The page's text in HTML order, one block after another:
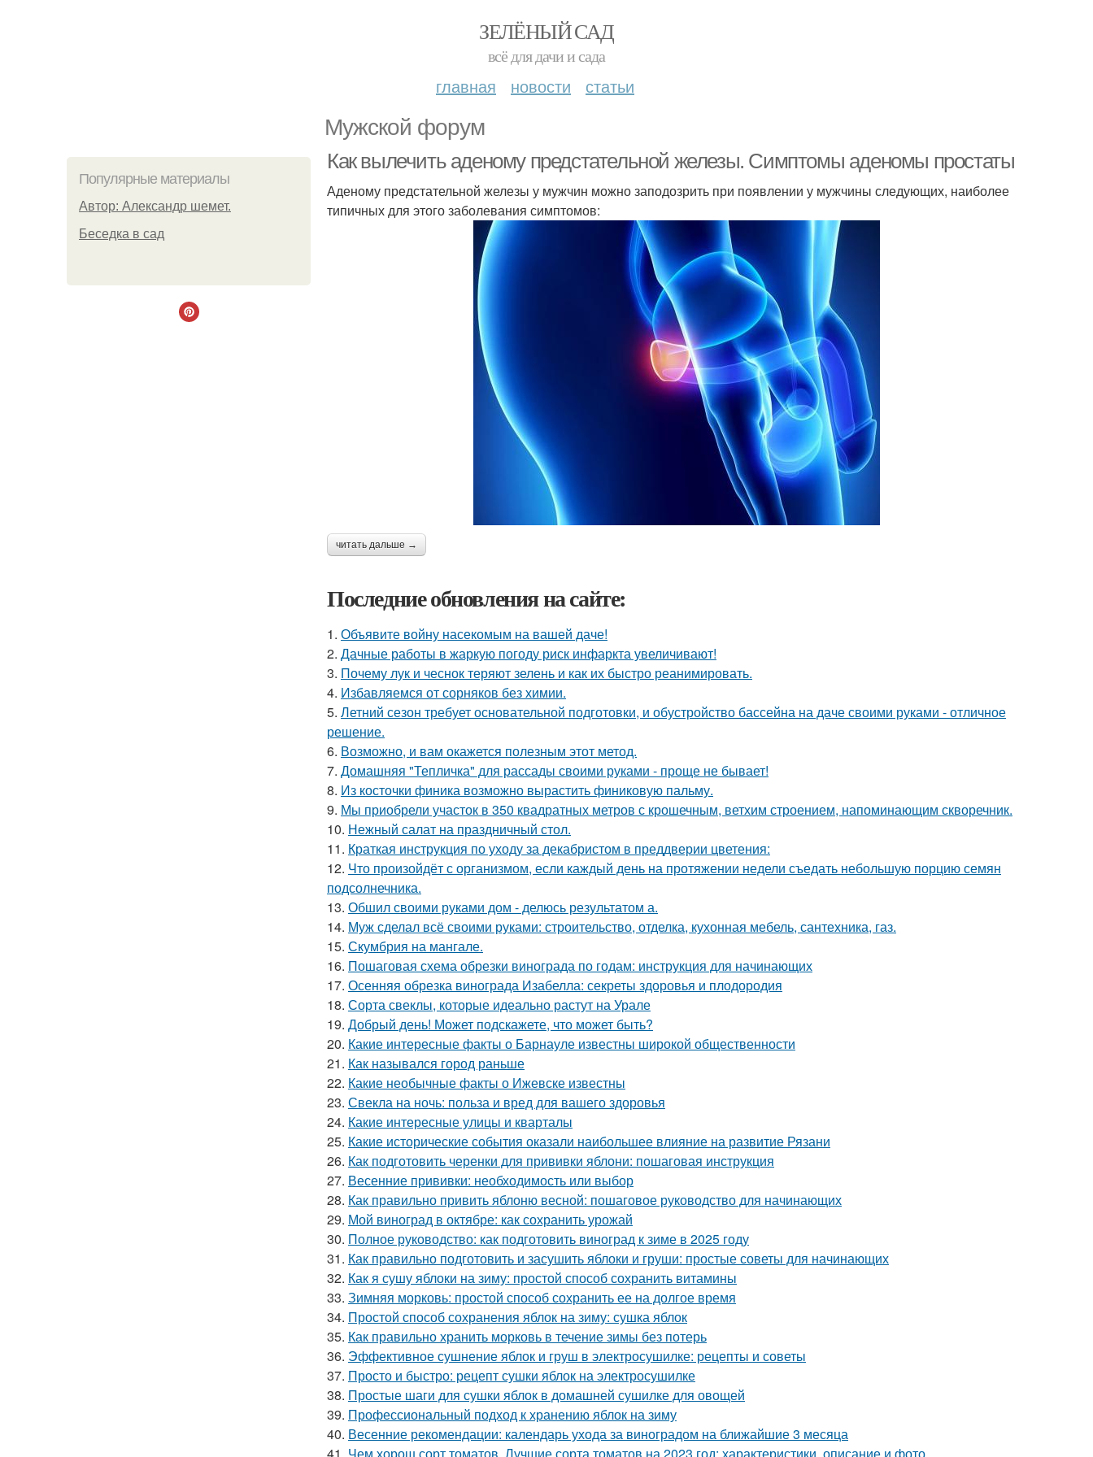
ЗЕЛЁНЫЙ САД
всё для дачи и сада
главная новости статьи
Мужской форум
Популярные материалы
Автор: Александр шемет.
Беседка в сад
Как вылечить аденому предстательной железы. Симптомы аденомы простаты
Аденому предстательной железы у мужчин можно заподозрить при появлении у мужчины следующих, наиболее
типичных для этого заболевания симптомов:
читать дальше →
Последние обновления на сайте:
1. Объявите войну насекомым на вашей даче!
2. Дачные работы в жаркую погоду риск инфаркта увеличивают!
3. Почему лук и чеснок теряют зелень и как их быстро реанимировать.
4. Избавляемся от сорняков без химии.
5. Летний сезон требует основательной подготовки, и обустройство бассейна на даче своими руками - отличное
решение.
6. Возможно, и вам окажется полезным этот метод.
7. Домашняя "Тепличка" для рассады своими руками - проще не бывает!
8. Из косточки финика возможно вырастить финиковую пальму.
9. Мы приобрели участок в 350 квадратных метров с крошечным, ветхим строением, напоминающим скворечник.
10. Нежный салат на праздничный стол.
11. Краткая инструкция по уходу за декабристом в преддверии цветения:
12. Что произойдёт с организмом, если каждый день на протяжении недели съедать небольшую порцию семян
подсолнечника.
13. Обшил своими руками дом - делюсь результатом а.
14. Муж сделал всё своими руками: строительство, отделка, кухонная мебель, сантехника, газ.
15. Скумбрия на мангале.
16. Пошаговая схема обрезки винограда по годам: инструкция для начинающих
17. Осенняя обрезка винограда Изабелла: секреты здоровья и плодородия
18. Сорта свеклы, которые идеально растут на Урале
19. Добрый день! Может подскажете, что может быть?
20. Какие интересные факты о Барнауле известны широкой общественности
21. Как назывался город раньше
22. Какие необычные факты о Ижевске известны
23. Свекла на ночь: польза и вред для вашего здоровья
24. Какие интересные улицы и кварталы
25. Какие исторические события оказали наибольшее влияние на развитие Рязани
26. Как подготовить черенки для прививки яблони: пошаговая инструкция
27. Весенние прививки: необходимость или выбор
28. Как правильно привить яблоню весной: пошаговое руководство для начинающих
29. Мой виноград в октябре: как сохранить урожай
30. Полное руководство: как подготовить виноград к зиме в 2025 году
31. Как правильно подготовить и засушить яблоки и груши: простые советы для начинающих
32. Как я сушу яблоки на зиму: простой способ сохранить витамины
33. Зимняя морковь: простой способ сохранить ее на долгое время
34. Простой способ сохранения яблок на зиму: сушка яблок
35. Как правильно хранить морковь в течение зимы без потерь
36. Эффективное сушнение яблок и груш в электросушилке: рецепты и советы
37. Просто и быстро: рецепт сушки яблок на электросушилке
38. Простые шаги для сушки яблок в домашней сушилке для овощей
39. Профессиональный подход к хранению яблок на зиму
40. Весенние рекомендации: календарь ухода за виноградом на ближайшие 3 месяца